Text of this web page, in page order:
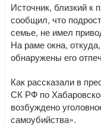
Источник, близкий к
сообщил, что
семье, не имел
На раме окна,
обнаружены его
Как рассказали в
СК РФ по
возбуждено
самоубийства».